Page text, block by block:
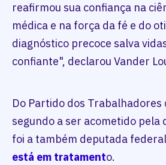
reafirmou sua confiança na
médica e na força da fé e do
diagnóstico precoce salva
confiante", declarou Vander
Do Partido dos Trabalhadores
segundo a ser acometido pela
foi a também deputada federal
está em tratamento.